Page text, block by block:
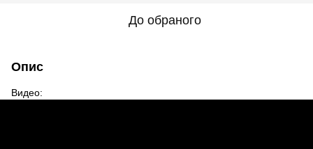
До обраного
Опис
Видео: